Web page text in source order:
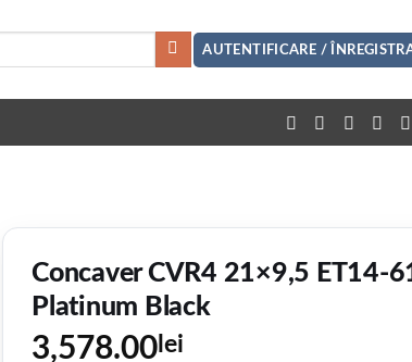
AUTENTIFICARE /
Concaver CVR4 21×9,5 ET14-
Platinum Black
3,578.00 lei